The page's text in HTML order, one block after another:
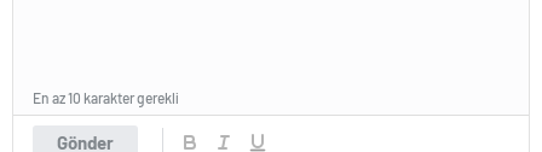
Gönder
En az 10 karakter gerekli